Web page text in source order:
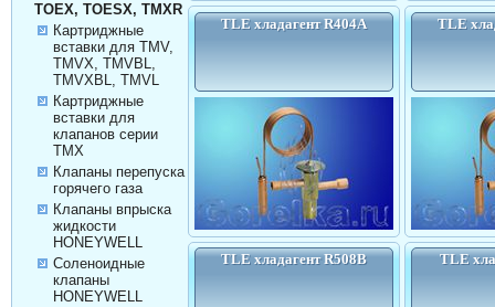
TOEX, TOESX, TMXR
Картриджные
вставки для TMV,
TMVX, TMVBL,
TMVXBL, TMVL
Картриджные
вставки для
клапанов серии
TMX
Клапаны перепуска
горячего газа
Клапаны впрыска
жидкости
HONEYWELL
Соленоидные
клапаны
HONEYWELL
TLE хладагент R404A TLE
TLE хладагент R508B TLE